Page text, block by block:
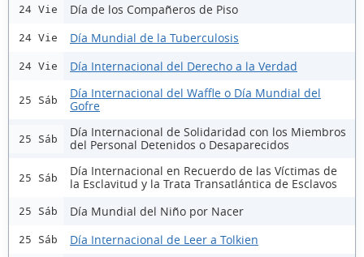
24 Vie Día de los Compañeros de Piso
24 Vie Día Mundial de la Tuberculosis
24 Vie Día Internacional del Derecho a la Verdad
25 Sáb
Día Internacional del Waffle o Día Mundial del
Gofre
25 Sáb
Día Internacional de Solidaridad con los Miembros
del Personal Detenidos o Desaparecidos
25 Sáb
Día Internacional en Recuerdo de las Víctimas de
la Esclavitud y la Trata Transatlántica de Esclavos
25 Sáb Día Mundial del Niño por Nacer
25 Sáb Día Internacional de Leer a Tolkien